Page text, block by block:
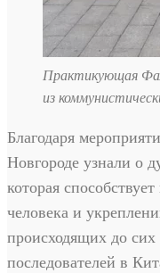
Практикующая
из
Благодаря
Новгороде узнали о
которая
человека и
происходящих до сих
последователей в